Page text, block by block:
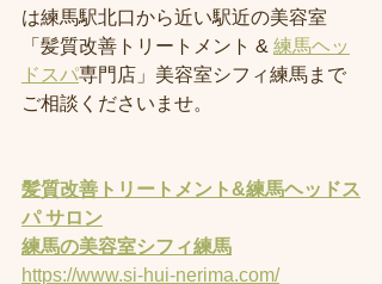
は練馬駅北口から近い駅近の美容室
「髪質改善トリートメント & 練馬ヘッ
ドスパ専門店」美容室シフィ練馬まで
ご相談くださいませ。
髪質改善トリートメント&練馬ヘッドス
パ サロン
練馬の美容室シフィ練馬
https://www.si-hui-nerima.com/